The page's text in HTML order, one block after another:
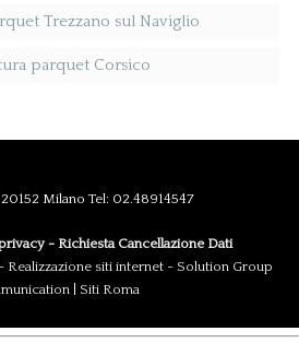
Trezzano sul Naviglio
parquet Corsico
20152 Milano Tel: 02.48914547
- Richiesta Cancellazione Dati
Realizzazione siti internet- Solution Group
| Siti Roma